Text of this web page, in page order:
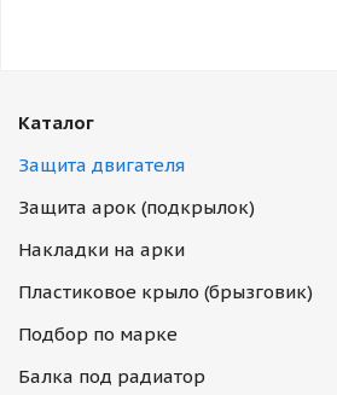
Каталог
Защита двигателя
Защита арок (подкрылок)
Накладки на арки
Пластиковое крыло (брызговик)
Подбор по марке
Балка под радиатор